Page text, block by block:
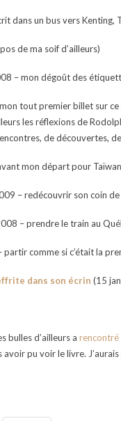
dans un bus vers Kenting,
de ma soif d’ailleurs)
– mon dégoût des
tout premier billet sur
les réflexions de
de découvertes,
mon départ pour
– redécouvrir son coin de
– prendre le train au
comme si c’était la
dans son écrin (15
bulles d’ailleurs a rencontré
pu voir le livre.